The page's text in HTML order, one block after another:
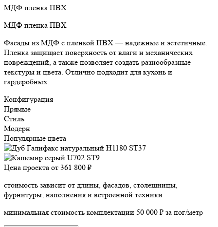
МДФ пленка ПВХ
МДФ пленка ПВХ
Фасады из МДФ с пленкой ПВХ — надежные и эстетичные.
Пленка защищает поверхность от влаги и механических
повреждений, а также позволяет создать разнообразные
текстуры и цвета. Отлично подходит для кухонь и
гардеробных.
Конфигурация
Прямые
Стиль
Модерн
Популярные цвета
Цена проекта от 361 800 ₽
стоимость зависит от длины, фасадов, столешницы,
фурнитуры, наполнения и встроенной техники
минимальная стоимость комплектации 50 000 ₽ за пог/метр